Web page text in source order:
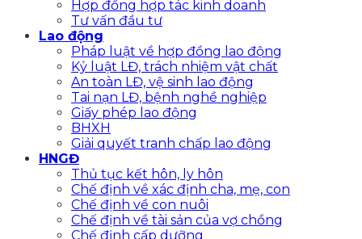
Hợp đồng hợp tác kinh doanh
Tư vấn đầu tư
Lao động
Pháp luật về hợp đồng lao động
Kỷ luật LĐ, trách nhiệm vật chất
An toàn LĐ, vệ sinh lao động
Tai nạn LĐ, bệnh nghề nghiệp
Giấy phép lao động
BHXH
Giải quyết tranh chấp lao động
HNGĐ
Thủ tục kết hôn, ly hôn
Chế định về xác định cha, mẹ, con
Chế định về con nuôi
Chế định về tài sản của vợ chồng
Chế định cấp dưỡng